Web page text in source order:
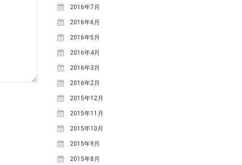
2016年7月
2016年6月
2016年5月
2016年4月
2016年3月
2016年2月
2015年12月
2015年11月
2015年10月
2015年9月
2015年8月